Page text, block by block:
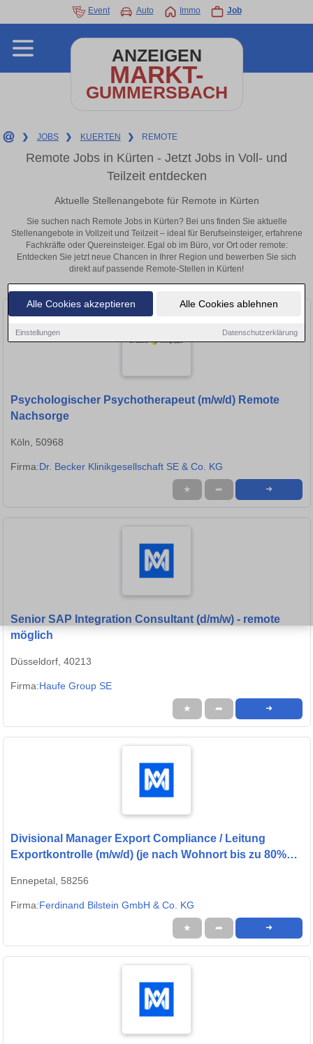
Alle Cookies akzeptieren Alle Cookies ablehnen
Einstellungen Datenschutzerklärung
Event Auto Immo Job
ANZEIGEN
MARKT-
GUMMERSBACH
❯ JOBS ❯ KUERTEN ❯ REMOTE
Remote Jobs in Kürten - Jetzt Jobs in Voll- und
Teilzeit entdecken
Aktuelle Stellenangebote für Remote in Kürten
Sie suchen nach Remote Jobs in Kürten? Bei uns finden Sie aktuelle
Stellenangebote in Vollzeit und Teilzeit – ideal für Berufseinsteiger, erfahrene
Fachkräfte oder Quereinsteiger. Egal ob im Büro, vor Ort oder remote:
Entdecken Sie jetzt neue Chancen in Ihrer Region und bewerben Sie sich
direkt auf passende Remote-Stellen in Kürten!
Psychologischer Psychotherapeut (m/w/d) Remote
Nachsorge
Köln, 50968
Firma:Dr. Becker Klinikgesellschaft SE & Co. KG
★ ➦ ➜
Senior SAP Integration Consultant (d/m/w) - remote
möglich
Düsseldorf, 40213
Firma:Haufe Group SE
★ ➦ ➜
Divisional Manager Export Compliance / Leitung
Exportkontrolle (m/w/d) (je nach Wohnort bis zu 80%
Ennepetal, 58256
Firma:Ferdinand Bilstein GmbH & Co. KG
★ ➦ ➜